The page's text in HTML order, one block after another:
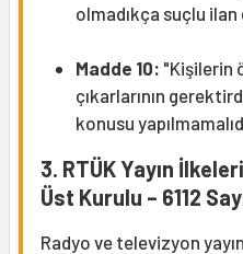
olmadıkça suçlu
Madde 10: "Kişilerin
çıkarlarının
konusu
3. RTÜK Yayın
Üst Kurulu – 6112
Radyo ve televizyon